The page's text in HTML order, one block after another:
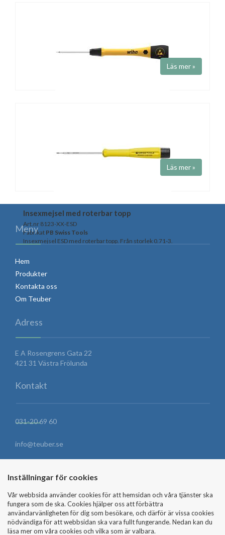
Läs mer »
Insexmejsel med roterbar topp
Art.nr 8123-XX-ESD
Fabrikat PB Swiss Tools
Insexmejsel ESD med roterbar topp. Från storlek 0.71-3.
Läs mer »
Meny
Hem
Produkter
Kontakta oss
Om Teuber
Adress
E A Rosengrens Gata 22
421 31 Västra Frölunda
Kontakt
031-20 69 60
info@teuber.se
SKICKA MEDDELANDE
Inställningar för cookies
Vår webbsida använder cookies för att hemsidan och våra tjänster ska
fungera som de ska. Cookies hjälper oss att förbättra
användarvänligheten för dig som besökare, och därför är vissa cookies
nödvändiga för att webbsidan ska vara fullt fungerande. Nedan kan du
läsa mer om våra cookies och vilka som är valbara.